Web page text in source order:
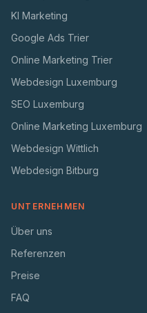
KI Marketing
Google Ads Trier
Online Marketing Trier
Webdesign Luxemburg
SEO Luxemburg
Online Marketing Luxemburg
Webdesign Wittlich
Webdesign Bitburg
UNTERNEHMEN
Über uns
Referenzen
Preise
FAQ